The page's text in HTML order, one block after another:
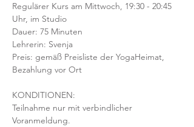
Regulärer Kurs am Mittwoch, 19:30 - 20:45
Uhr, im Studio
Dauer: 75 Minuten
Lehrerin: Svenja
Preis: gemäß Preisliste der YogaHeimat,
Bezahlung vor Ort
KONDITIONEN:
Teilnahme nur mit verbindlicher
Voranmeldung.